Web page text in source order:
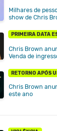
Milhares de
show de Chris
PRIMEIRA DATA
Chris Brown
Venda de
RETORNO APÓS
Chris Brown
este ano